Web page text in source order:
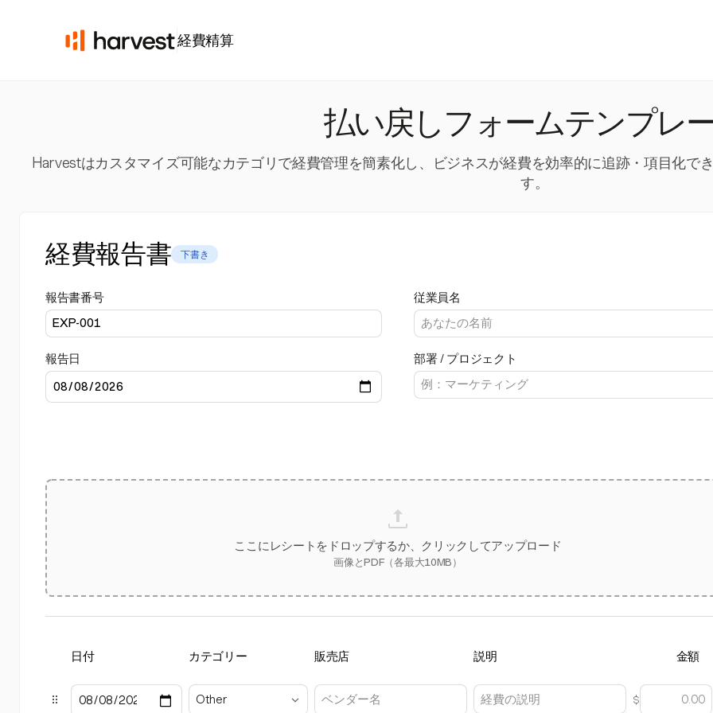
経費精算
払い戻しフォームテンプレ
Harvestはカスタマイズ可能なカテゴリで経費管理を簡素化し、ビジネスが経費を効率的に追跡・項目化で
す。
経費報告書 下書き
報告書番号
報告日
従業員名
部署 / プロジェクト
ここにレシートをドロップするか、クリックしてアップロード
画像とPDF（各最大10MB）
日付 カテゴリー 販売店 説明 金額
Other $